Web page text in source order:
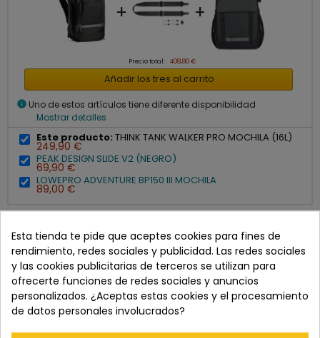
+ +
Precio total: 408,80 €
Añadir los tres al carrito
info Uno de estos artículos tiene diferente disponibilidad
Mostrar detalles
Este producto: THINK TANK WALKER PRO MOCHILA (16L)
249,90 €
PEAK DESIGN SLIDE V2 (NEGRO)
69,90 €
LOWEPRO ADVENTURE BP150 III MOCHILA
89,00 €
DESCRIPCIÓN
Descripción general de Think Tank Photo Walker Pro
Lleva y protege tu equipo fotográfico con la mochila Walker
Esta tienda te pide que aceptes cookies para fines de
rendimiento, redes sociales y publicidad. Las redes sociales
y las cookies publicitarias de terceros se utilizan para
ofrecerte funciones de redes sociales y anuncios
personalizados. ¿Aceptas estas cookies y el procesamiento
de datos personales involucrados?